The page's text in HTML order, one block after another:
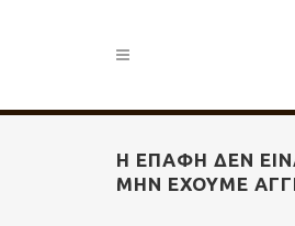
Η ΕΠΑΦΉ ΔΕΝ
ΜΗΝ ΈΧΟΥΜΕ